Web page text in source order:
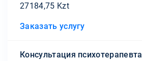
27184,75 Kzt
Заказать услугу
Консультация психотерапевта